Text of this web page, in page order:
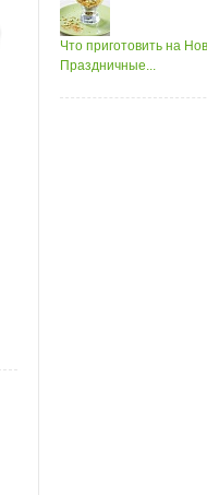
Что приготовить на
Праздничные...